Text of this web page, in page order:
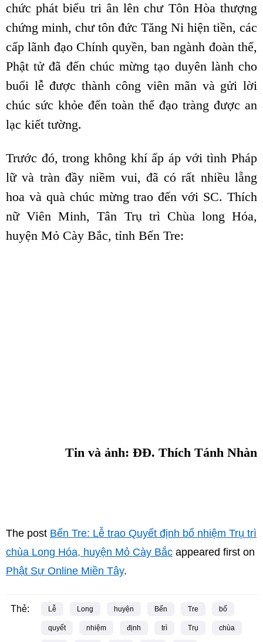
chức phát biểu tri ân lên chư Tôn Hòa thượng
chứng minh, chư tôn đức Tăng Ni hiện tiền, các
cấp lãnh đạo Chính quyền, ban ngành đoàn thể,
Phật tử đã đến chúc mừng tạo duyên lành cho
buổi lễ được thành công viên mãn và gửi lời
chúc sức khỏe đến toàn thể đạo tràng được an
lạc kiết tường.
Trước đó, trong không khí ấp áp với tình Pháp
lữ và tràn đầy niềm vui, đã có rất nhiều lẵng
hoa và quà chúc mừng trao đến với SC. Thích
nữ Viên Minh, Tân Trụ trì Chùa long Hóa,
huyện Mỏ Cày Bắc, tỉnh Bến Tre:
Tin và ảnh: ĐĐ. Thích Tánh Nhàn
The post Bến Tre: Lễ trao Quyết định bổ nhiệm Trụ trì
chùa Long Hóa, huyện Mỏ Cày Bắc appeared first on
Phật Sự Online Miền Tây.
Thẻ: Lễ Long huyện Bến Tre bố
quyết nhiệm định trì Trụ chùa